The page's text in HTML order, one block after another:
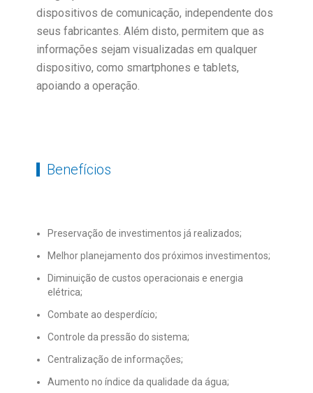
dispositivos de comunicação, independente dos
seus fabricantes. Além disto, permitem que as
informações sejam visualizadas em qualquer
dispositivo, como smartphones e tablets,
apoiando a operação.
Benefícios
Preservação de investimentos já realizados;
Melhor planejamento dos próximos investimentos;
Diminuição de custos operacionais e energia
elétrica;
Combate ao desperdício;
Controle da pressão do sistema;
Centralização de informações;
Aumento no índice da qualidade da água;